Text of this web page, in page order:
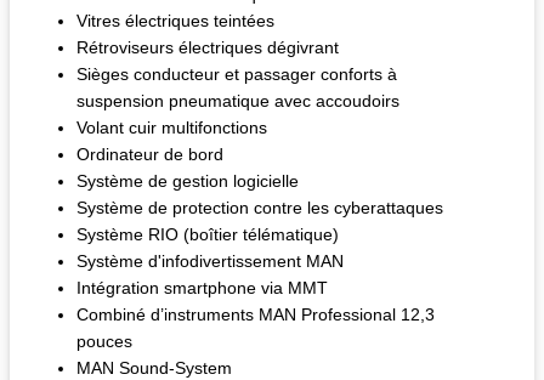
Vitres électriques teintées
Rétroviseurs électriques dégivrant
Sièges conducteur et passager conforts à
suspension pneumatique avec accoudoirs
Volant cuir multifonctions
Ordinateur de bord
Système de gestion logicielle
Système de protection contre les cyberattaques
Système RIO (boîtier télématique)
Système d'infodivertissement MAN
Intégration smartphone via MMT
Combiné d’instruments MAN Professional 12,3
pouces
MAN Sound-System